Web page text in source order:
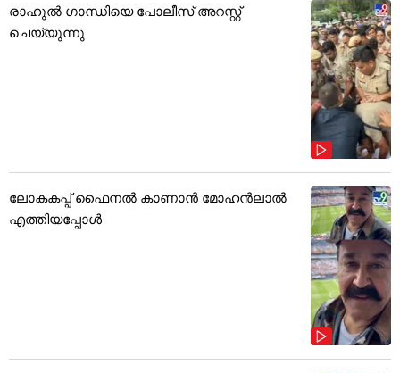
രാഹുൽ ഗാന്ധിയെ പോലീസ് അറസ്റ്റ്
ചെയ്യുന്നു
ലോകകപ്പ് ഫൈനൽ കാണാൻ മോഹൻലാൽ
എത്തിയപ്പോൾ